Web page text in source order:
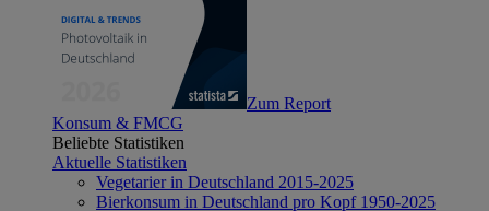
Zum Report
Konsum & FMCG
Beliebte Statistiken
Aktuelle Statistiken
Vegetarier in Deutschland 2015-2025
Bierkonsum in Deutschland pro Kopf 1950-2025